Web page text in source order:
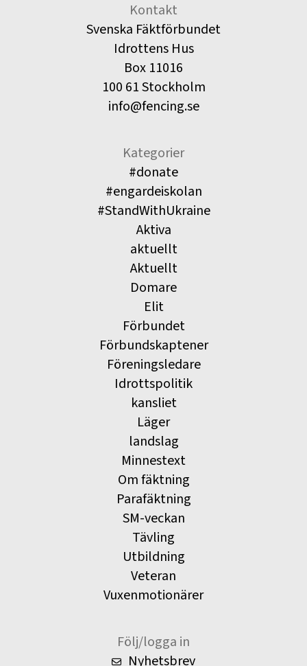
Kontakt
Svenska Fäktförbundet
Idrottens Hus
Box 11016
100 61 Stockholm
info@fencing.se
Kategorier
#donate
#engardeiskolan
#StandWithUkraine
Aktiva
aktuellt
Aktuellt
Domare
Elit
Förbundet
Förbundskaptener
Föreningsledare
Idrottspolitik
kansliet
Läger
landslag
Minnestext
Om fäktning
Parafäktning
SM-veckan
Tävling
Utbildning
Veteran
Vuxenmotionärer
Följ/logga in
Nyhetsbrev